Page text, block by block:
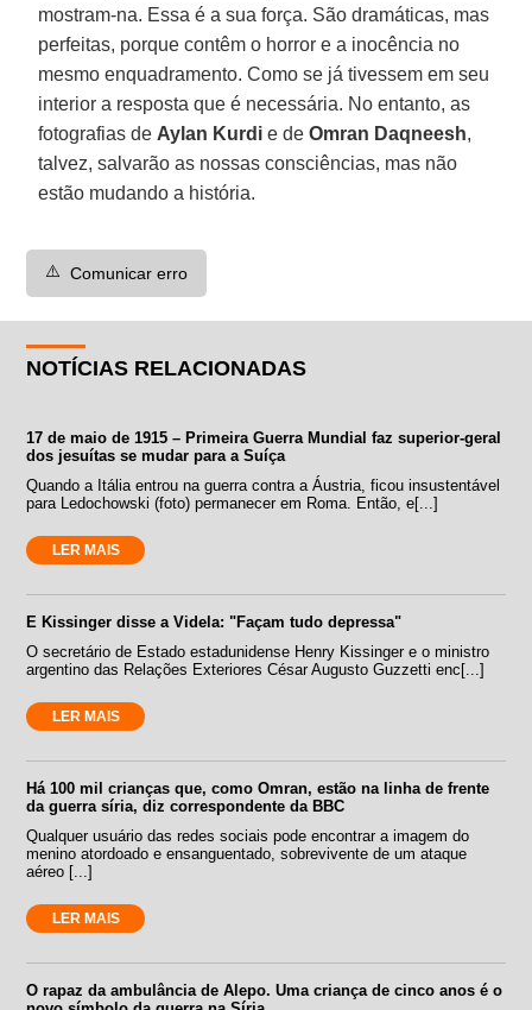
mostram-na. Essa é a sua força. São dramáticas, mas
perfeitas, porque contêm o horror e a inocência no
mesmo enquadramento. Como se já tivessem em seu
interior a resposta que é necessária. No entanto, as
fotografias de Aylan Kurdi e deOmran Daqneesh,
talvez, salvarão as nossas consciências, mas não
estão mudando a história.
⚠️ Comunicar erro
NOTÍCIAS RELACIONADAS
17 de maio de 1915 – Primeira Guerra Mundial faz superior-geral
dos jesuítas se mudar para a Suíça
Quando a Itália entrou na guerra contra a Áustria, ficou insustentável
para Ledochowski (foto) permanecer em Roma. Então, e[...]
LER MAIS
E Kissinger disse a Videla: "Façam tudo depressa"
O secretário de Estado estadunidense Henry Kissinger e o ministro
argentino das Relações Exteriores César Augusto Guzzetti enc[...]
LER MAIS
Há 100 mil crianças que, como Omran, estão na linha de frente
da guerra síria, diz correspondente da BBC
Qualquer usuário das redes sociais pode encontrar a imagem do
menino atordoado e ensanguentado, sobrevivente de um ataque
aéreo [...]
LER MAIS
O rapaz da ambulância de Alepo. Uma criança de cinco anos é o